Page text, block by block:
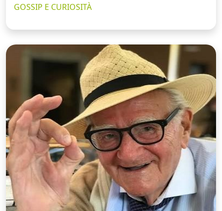
GOSSIP E CURIOSITÀ